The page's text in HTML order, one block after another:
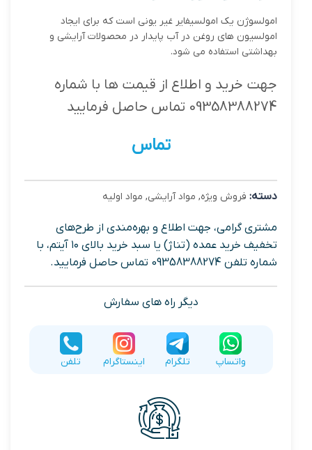
امولسوژن یک امولسیفایر غیر یونی است که برای ایجاد
امولسیون های روغن در آب پایدار در محصولات آرایشی و
بهداشتی استفاده می شود.
جهت خرید و اطلاع از قیمت ها با شماره
09358388274 تماس حاصل فرمایید
تماس
دسته: فروش ویژه, مواد آرایشی, مواد اولیه
مشتری گرامی، جهت اطلاع و بهره‌مندی از طرح‌های
تخفیف خرید عمده (تناژ) یا سبد خرید بالای ۱۰ آیتم، با
شماره تلفن 09358388274 تماس حاصل فرمایید.
دیگر راه های سفارش
واتساپ تلگرام اینستاگرام تلفن